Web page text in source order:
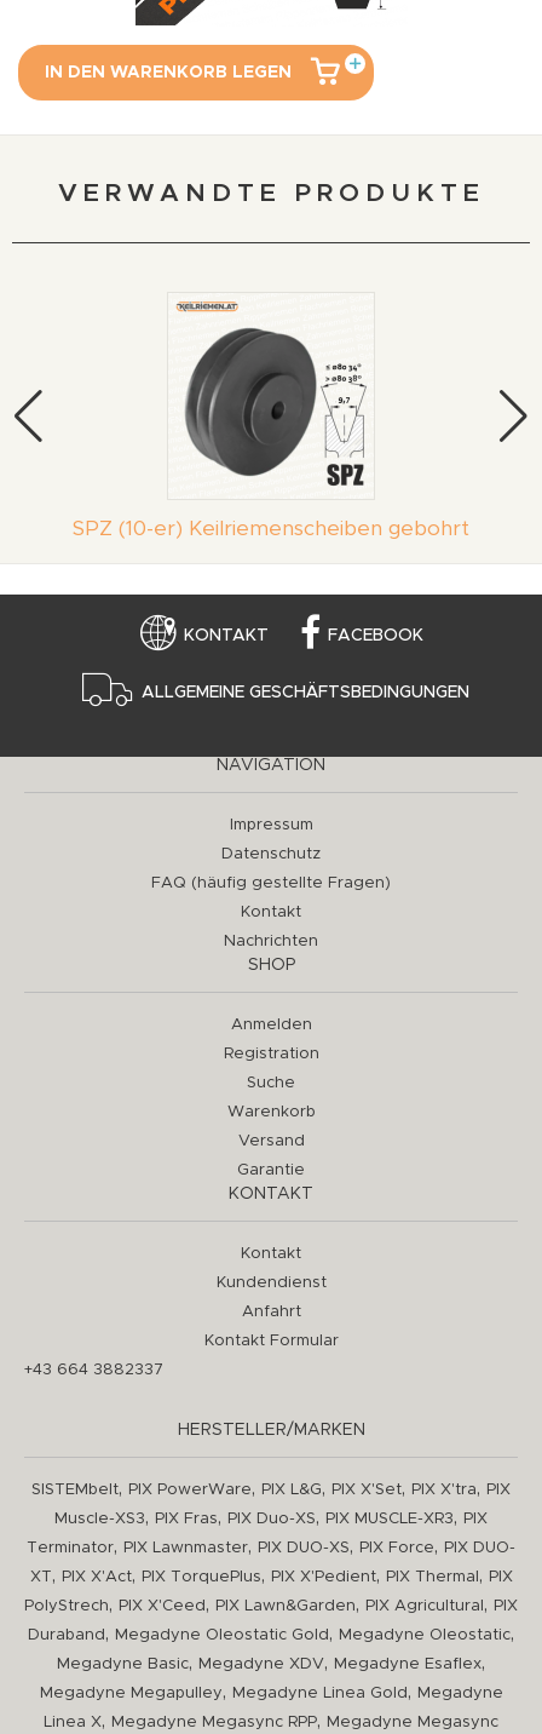
IN DEN WARENKORB LEGEN
VERWANDTE PRODUKTE
SPZ (10-er) Keilriemenscheiben gebohrt
KONTAKT FACEBOOK
ALLGEMEINE GESCHÄFTSBEDINGUNGEN
NAVIGATION
Impressum
Datenschutz
FAQ (häufig gestellte Fragen)
Kontakt
Nachrichten
SHOP
Anmelden
Registration
Suche
Warenkorb
Versand
Garantie
KONTAKT
Kontakt
Kundendienst
Anfahrt
Kontakt Formular
+43 664 3882337
HERSTELLER/MARKEN
SISTEMbelt, PIX PowerWare, PIX L&G, PIX X'Set, PIX X'tra,
PIX
Muscle-XS3, PIX Fras, PIX Duo-XS, PIX MUSCLE-XR3,
PIX
Terminator, PIX Lawnmaster, PIX DUO-XS, PIX Force,
PIX DUO-
XT, PIX X'Act, PIX TorquePlus, PIX X'Pedient, PIX Thermal ,
PIX
PolyStrech, PIX X'Ceed , PIX Lawn&Garden, PIX Agricultural ,
PIX
Duraband , Megadyne Oleostatic Gold , Megadyne Oleostatic,
Megadyne Basic, Megadyne XDV, Megadyne Esaflex,
Megadyne Megapulley, Megadyne Linea Gold ,
Megadyne
Linea X, Megadyne Megasync RPP, Megadyne Megasync